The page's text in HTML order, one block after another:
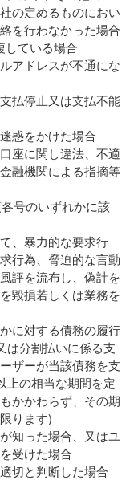
の定めるものにおい
を行わなかった場合
している場合
アドレスが不通にな
払停止又は支払不能
惑をかけた場合
座に関し違法、不適
融機関による指摘等
号のいずれかに該
、暴力的な要求行
行為、脅迫的な言動
評を流布し、偽計を
毀損若しくは業務を
に対する債務の履行
は分割払いに係る支
ザーが当該債務を支
上の相当な期間を定
かかわらず、その期
ります)
知った場合、又はユ
受けた場合
切と判断した場合